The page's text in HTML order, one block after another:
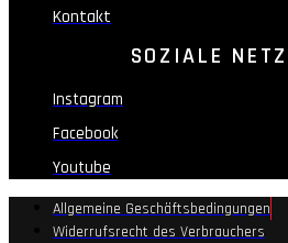
Kontakt
SOZIALE
Instagram
Facebook
Youtube
Allgemeine Geschäftsbedingungen
Widerrufsrecht des Verbrauchers